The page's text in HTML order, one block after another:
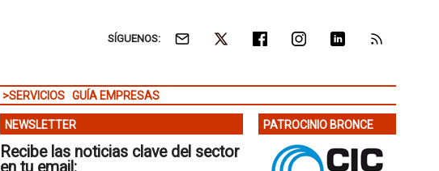
SÍGUENOS:
>SERVICIOS GUÍA EMPRESAS
NEWSLETTER
Recibe las noticias clave del sector
PATROCINIO BRONCE